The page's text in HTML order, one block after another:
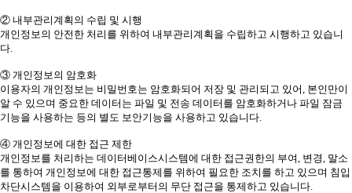
② 내부관리계획의 수립 및 시행
개인정보의 안전한 처리를 위하여 내부관리계획을 수립하고 시행하고 있습니
다.
③ 개인정보의 암호화
이용자의 개인정보는 비밀번호는 암호화되어 저장 및 관리되고 있어, 본인만이
알 수 있으며 중요한 데이터는 파일 및 전송 데이터를 암호화하거나 파일 잠금
기능을 사용하는 등의 별도 보안기능을 사용하고 있습니다.
④ 개인정보에 대한 접근 제한
개인정보를 처리하는 데이터베이스시스템에 대한 접근권한의 부여, 변경, 말소
를 통하여 개인정보에 대한 접근통제를 위하여 필요한 조치를 하고 있으며 침입
차단시스템을 이용하여 외부로부터의 무단 접근을 통제하고 있습니다.